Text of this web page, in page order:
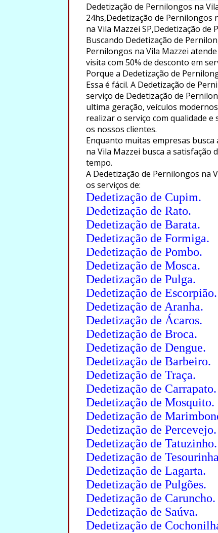
Dedetização de Pernilongos na
24hs,Dedetização de Pernilongos
na Vila Mazzei SP,Dedetização
Buscando Dedetização de
Pernilongos na Vila Mazzei
visita com 50% de desconto em
Porque a Dedetização de
Essa é fácil. A Dedetização de
serviço de Dedetização de
ultima geração, veículos
realizar o serviço com qualidade
os nossos clientes.
Enquanto muitas empresas
na Vila Mazzei busca a
tempo.
A Dedetização de Pernilongos na
os serviços de:
Dedetização de Cupim.
Dedetização de Rato.
Dedetização de Barata.
Dedetização de Formiga.
Dedetização de Pombo.
Dedetização de Mosca.
Dedetização de Pulga.
Dedetização de Escorpião.
Dedetização de Aranha.
Dedetização de Ácaros.
Dedetização de Broca.
Dedetização de Dengue.
Dedetização de Barbeiro.
Dedetização de Traça.
Dedetização de Carrapato.
Dedetização de Mosquito.
Dedetização de
Dedetização de Percevejo.
Dedetização de Tatuzinho.
Dedetização de
Dedetização de Lagarta.
Dedetização de Pulgões.
Dedetização de Caruncho.
Dedetização de Saúva.
Dedetização de